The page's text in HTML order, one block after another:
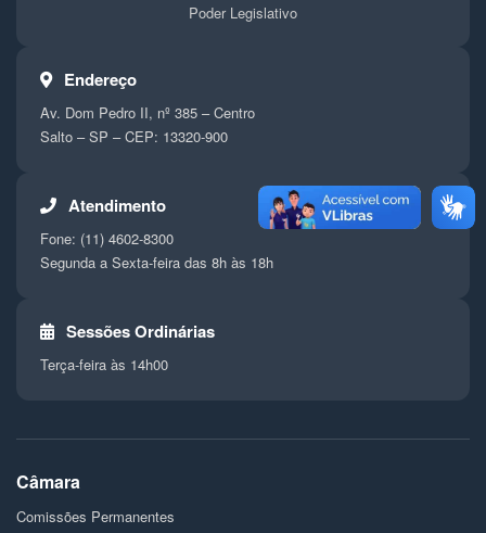
Poder Legislativo
Endereço
Av. Dom Pedro II, nº 385 – Centro
Salto – SP – CEP: 13320-900
Atendimento
Fone: (11) 4602-8300
Segunda a Sexta-feira das 8h às 18h
Sessões Ordinárias
Terça-feira às 14h00
Câmara
Comissões Permanentes